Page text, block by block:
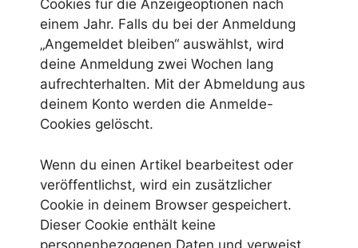
Cookies für die Anzeigeoptionen nach
einem Jahr. Falls du bei der Anmeldung
„Angemeldet bleiben“ auswählst, wird
deine Anmeldung zwei Wochen lang
aufrechterhalten. Mit der Abmeldung aus
deinem Konto werden die Anmelde-
Cookies gelöscht.
Wenn du einen Artikel bearbeitest oder
veröffentlichst, wird ein zusätzlicher
Cookie in deinem Browser gespeichert.
Dieser Cookie enthält keine
personenbezogenen Daten und verweist